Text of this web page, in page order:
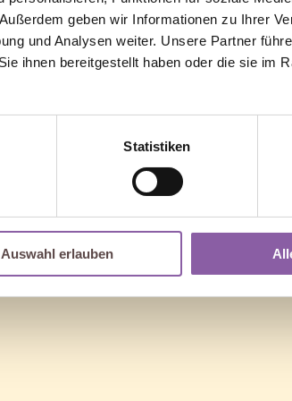
geben wir Informationen zu Ihrer
und Analysen weiter. Unsere Partner
ihnen bereitgestellt haben oder die sie im
Statistiken
Auswahl erlauben